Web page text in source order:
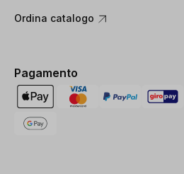
Ordina catalogo
Pagamento